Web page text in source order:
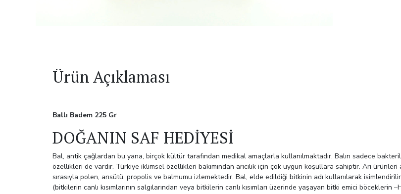
Ürün Açıklaması
Ballı Badem 225 Gr
DOĞANIN SAF HEDİYESİ
Bal, antik çağlardan bu yana, birçok kültür tarafından medikal amaçlarla kullanılmaktadır. Balın sadece
özellikleri de vardır. Türkiye iklimsel özellikleri bakımından arıcılık için çok uygun koşullara sahiptir. Arı
sırasıyla polen, arısütü, propolis ve balmumu izlemektedir. Bal, elde edildiği bitkinin adı kullanılarak
(bitkilerin canlı kısımlarının salgılarından veya bitkilerin canlı kısımları üzerinde yaşayan bitki emici böceklerin